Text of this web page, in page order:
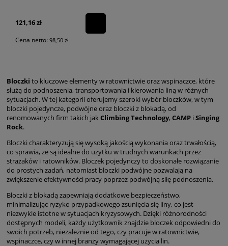
121,16 zł
Cena netto: 98,50 zł
Bloczki to kluczowe elementy w ratownictwie oraz wspinaczce, które
służą do podnoszenia, transportowania i kierowania liną w różnych
sytuacjach. W tej kategorii oferujemy szeroki wybór bloczków, w tym
bloczki pojedyncze, podwójne oraz bloczki z blokadą, od
renomowanych firm takich jakClimbing Technology, CAMP i Singing
Rock.
Bloczki charakteryzują się wysoką jakością wykonania oraz trwałością,
co sprawia, że są idealne do użytku w trudnych warunkach przez
strażaków i ratowników. Bloczek pojedynczy to doskonałe rozwiązanie
do prostych zadań, natomiast bloczki podwójne pozwalają na
zwiększenie efektywności pracy poprzez podwójną siłę podnoszenia.
Bloczki z blokadą zapewniają dodatkowe bezpieczeństwo,
minimalizując ryzyko przypadkowego zsunięcia się liny, co jest
niezwykle istotne w sytuacjach kryzysowych. Dzięki różnorodności
dostępnych modeli, każdy użytkownik znajdzie bloczek odpowiedni do
swoich potrzeb, niezależnie od tego, czy pracuje w ratownictwie,
wspinaczce, czy w innej branży wymagającej użycia lin.